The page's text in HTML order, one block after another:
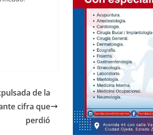
de la
cifra que
perdió